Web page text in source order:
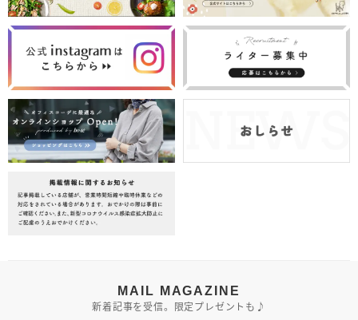
MAIL MAGAZINE
新着記事を受信。限定プレゼントも♪